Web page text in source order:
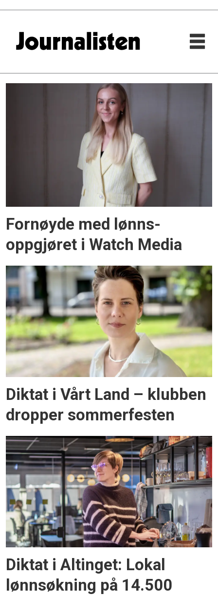
lønnsoppgjør
Fornøyde med lønns­
oppgjøret i Watch Media
Diktat i Vårt Land – klubben
dropper sommerfesten
Diktat i Altinget: Lokal
lønnsøkning på 14.500